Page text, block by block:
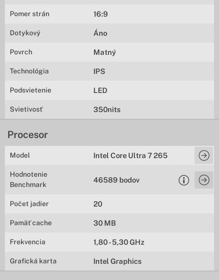
Pomer strán 16:9
Dotykový Áno
Povrch Matný
Technológia IPS
Podsvietenie LED
Svietivosť 350nits
Procesor
Model Intel Core Ultra 7 265
Hodnotenie
Benchmark
46589 bodov
Počet jadier 20
Pamäť cache 30 MB
Frekvencia 1,80 - 5,30 GHz
Grafická karta Intel Graphics